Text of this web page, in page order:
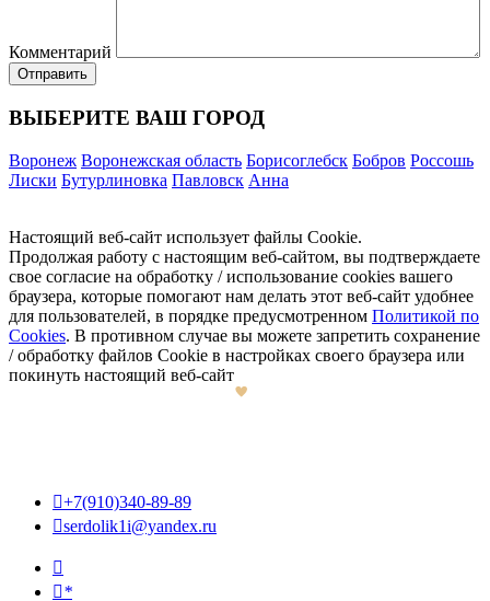
Комментарий
ВЫБЕРИТЕ ВАШ ГОРОД
Воронеж Воронежская область Борисоглебск Бобров Россошь
Лиски Бутурлиновка Павловск Анна
Настоящий веб-сайт использует файлы Cookie.
Продолжая работу с настоящим веб-сайтом, вы подтверждаете
свое согласие на обработку / использование cookies вашего
браузера, которые помогают нам делать этот веб-сайт удобнее
для пользователей, в порядке предусмотренном Политикой по
Cookies. В противном случае вы можете запретить сохранение
/ обработку файлов Cookie в настройках своего браузера или
покинуть настоящий веб-сайт
+7(910)340-89-89
serdolik1i@yandex.ru

*